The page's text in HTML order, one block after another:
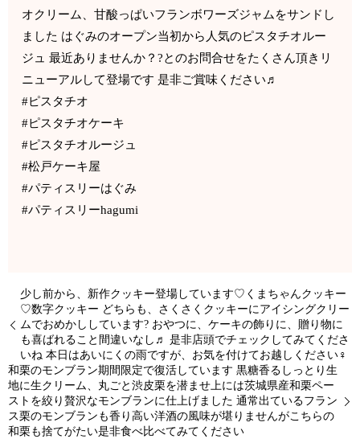
オクリーム、甘酸っぱいフランボワーズジャムをサンドし
ました はぐみのオープン当初から人気のピスタチオルー
ジュ 最近ありませんか？?とのお問合せをたくさん頂きリ
ニューアルして登場です 是非ご賞味ください♬
#ピスタチオ
#ピスタチオケーキ
#ピスタチオルージュ
#松戸ケーキ屋
#パティスリーはぐみ
#パティスリーhagumi
少し前から、新作クッキー登場しています♡くまちゃんクッキー
♡数字クッキー どちらも、さくさくクッキーにアイシングクリー
ムでおめかししています? おやつに、ケーキの飾りに、贈り物に
も喜ばれること間違いなし♬ 是非店頭でチェックしてみてくださ
いね 本日はあいにくの雨ですが、お気を付けてお越しください‍♀️
和栗のモンブラン期間限定で復活しています 黒糖香るしっとり生
地に生クリーム、丸ごと渋皮栗を潜ませ上には茨城県産和栗ペー
ストを絞り贅沢なモンブランに仕上げました 通常出ているフラン
ス栗のモンブランも香り高い洋酒の風味が堪りませんがこちらの
和栗も捨てがたい是非食べ比べてみてください